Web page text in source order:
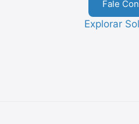
Fale
Explorar